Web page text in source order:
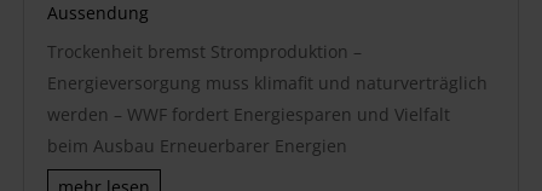
Aussendung
Trockenheit bremst Stromproduktion –
Energieversorgung muss klimafit und naturverträglich
werden – WWF fordert Energiesparen und Vielfalt
beim Ausbau Erneuerbarer Energien